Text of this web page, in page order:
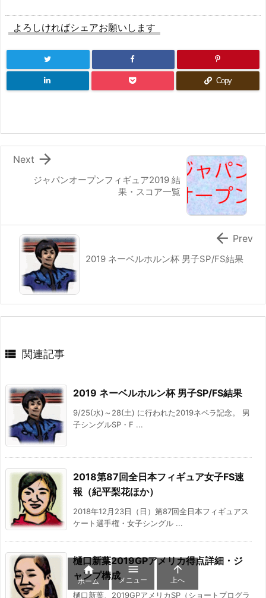
よろしければシェアお願いします
Copy
ジャパンオープンフィギュア2019 結
果・スコア一覧

Next
2019 ネーベルホルン杯 男子SP/FS結果
 Prev
 関連記事
2019 ネーベルホルン杯 男子SP/FS結果
9/25(水)～28(土) に行われた2019ネペラ記念。 男
子シングルSP・F ...
2018第87回全日本フィギュア女子FS速
報（紀平梨花ほか）
2018年12月23日（日）第87回全日本フィギュアス
ケート選手権・女子シングル ...
樋口新葉2019GPアメリカ得点詳細・ジ
ャンプ構成
樋口新葉、2019GPアメリカSP（ショートプログラ

ホーム

メニュー

上へ